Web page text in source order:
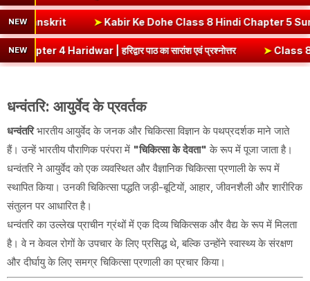
NEW
Ni Dhatu Roop in Sanskrit ➤Kabir Ke Dohe Class 8 Hindi
NEW | हरिद्वार पाठ का सारांश एवं प्रश्नोत्तर ➤Class 8 Hindi
धन्वंतरि: आयुर्वेद के प्रवर्तक
धन्वंतरिभारतीय आयुर्वेद के जनक और चिकित्सा विज्ञान के पथप्रदर्शक माने जाते
हैं। उन्हें भारतीय पौराणिक परंपरा में "चिकित्सा के देवता" के रूप में पूजा जाता है।
धन्वंतरि ने आयुर्वेद को एक व्यवस्थित और वैज्ञानिक चिकित्सा प्रणाली के रूप में
स्थापित किया। उनकी चिकित्सा पद्धति जड़ी-बूटियों, आहार, जीवनशैली और शारीरिक
संतुलन पर आधारित है।
धन्वंतरि का उल्लेख प्राचीन ग्रंथों में एक दिव्य चिकित्सक और वैद्य के रूप में मिलता
है। वे न केवल रोगों के उपचार के लिए प्रसिद्ध थे, बल्कि उन्होंने स्वास्थ्य के संरक्षण
और दीर्घायु के लिए समग्र चिकित्सा प्रणाली का प्रचार किया।